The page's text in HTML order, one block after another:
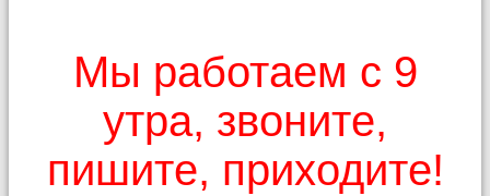
Мы работаем с 9
утра, звоните,
пишите, приходите!